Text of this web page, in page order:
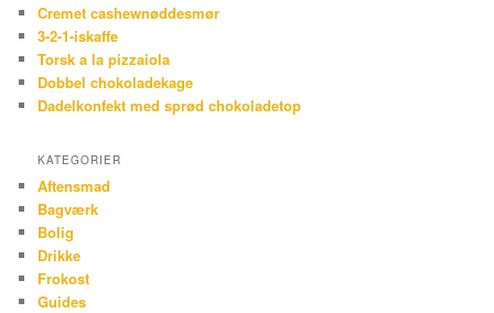
Cremet cashewnøddesmør
3-2-1-iskaffe
Torsk a la pizzaiola
Dobbel chokoladekage
Dadelkonfekt med sprød chokoladetop
KATEGORIER
Aftensmad
Bagværk
Bolig
Drikke
Frokost
Guides